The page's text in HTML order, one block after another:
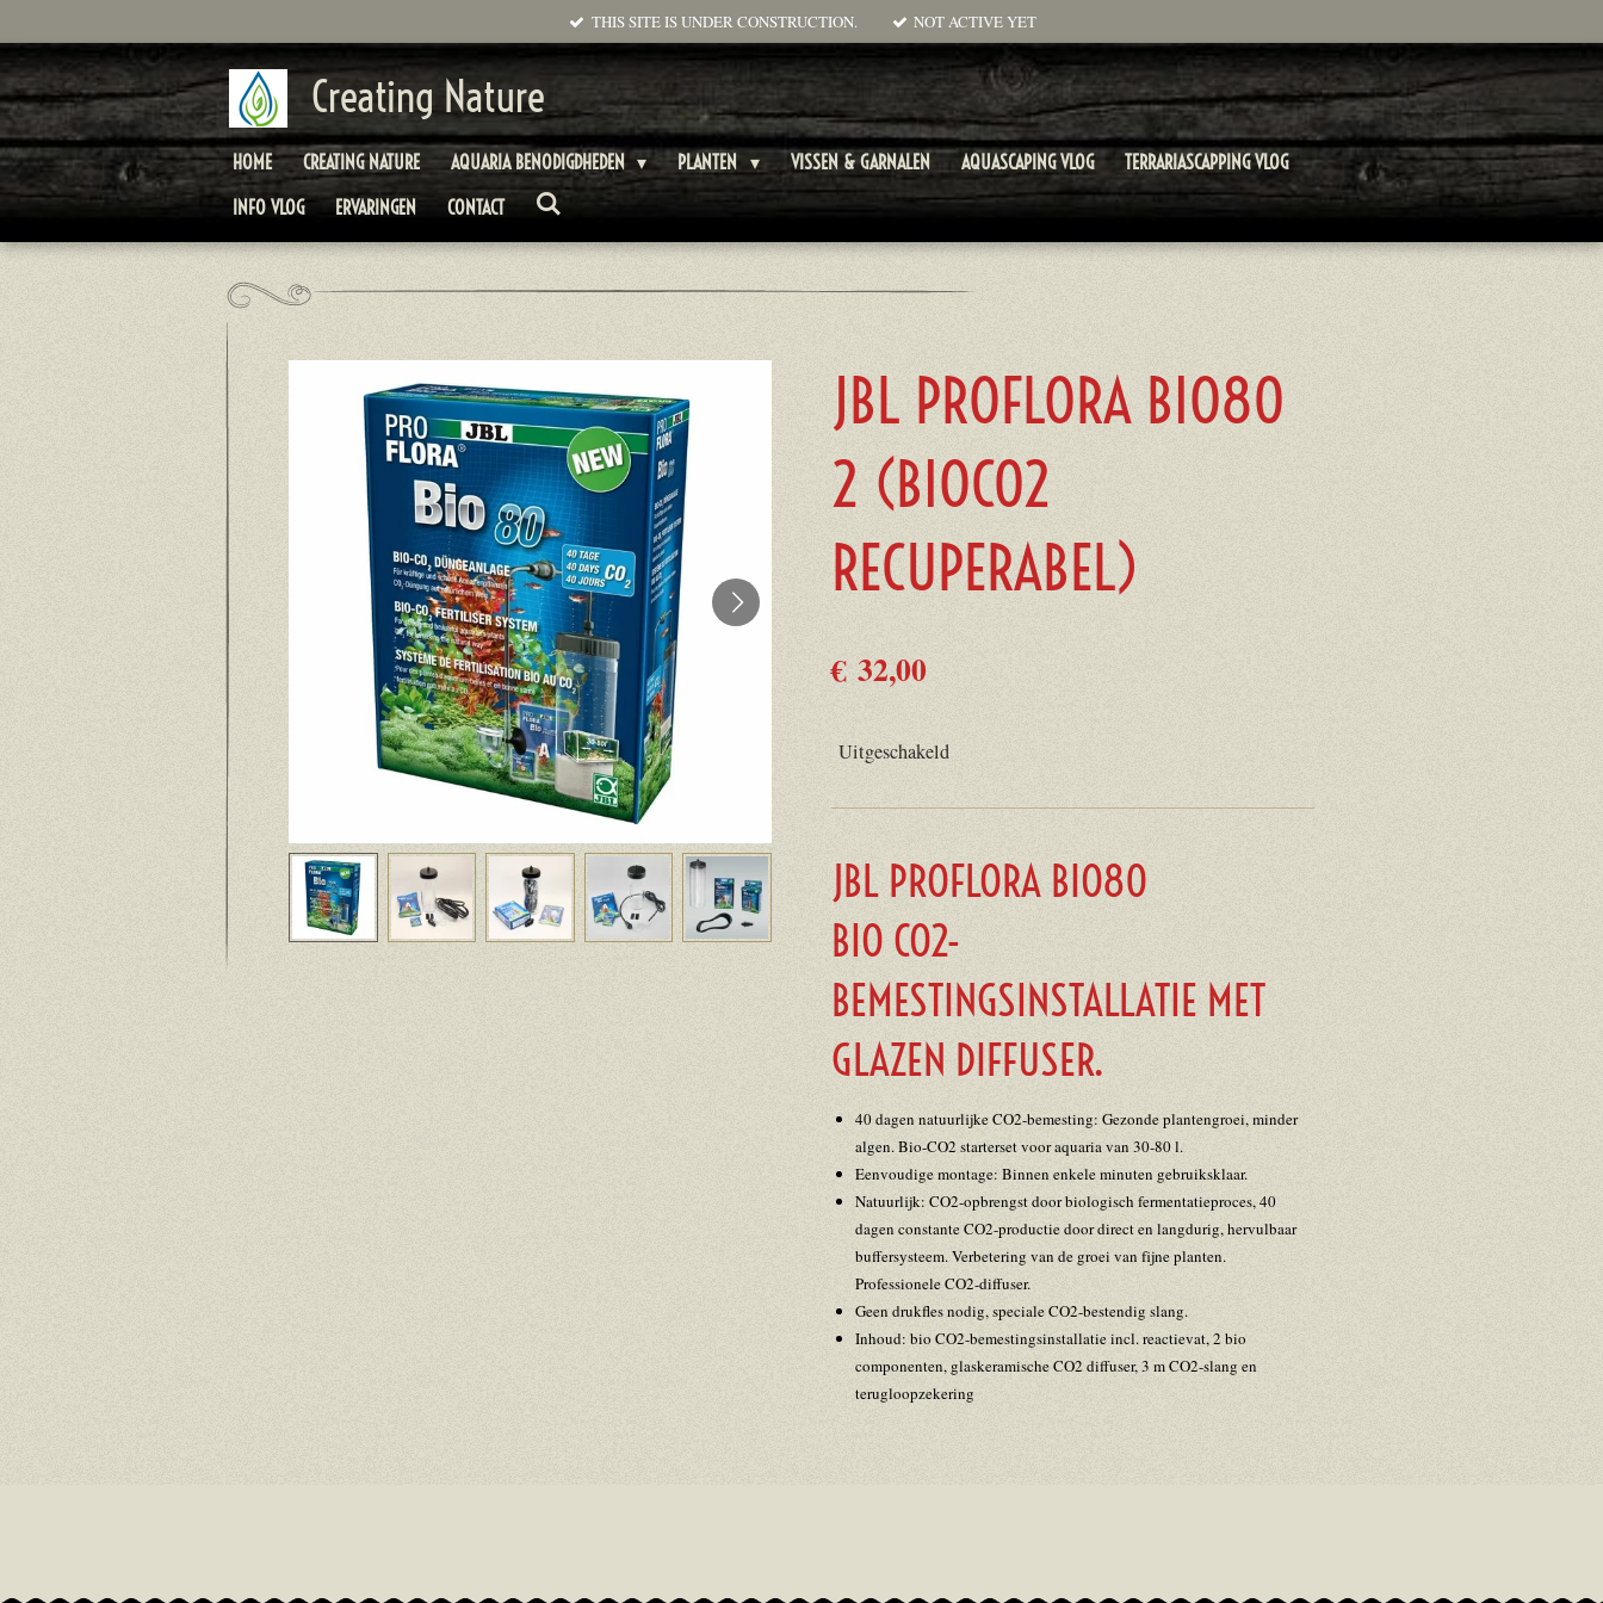
naar
de
hoofdinhoud
THIS SITE IS UNDER CONSTRUCTION. NOT ACTIVE YET
Creating Nature
HOME CREATING NATURE AQUARIA BENODIGDHEDEN PLANTEN VISSEN & GARNALEN AQUASCAPING VLOG
TERRARIASCAPPING VLOG
INFO VLOG
ERVARINGEN CONTACT
JBL PROFLORA BIO80
2 (BIOC02
RECUPERABEL)
€ 32,00
Uitgeschakeld
JBL PROFLORA BIO80
BIO CO2-
BEMESTINGSINSTALLATIE MET
GLAZEN DIFFUSER.
40 dagen natuurlijke CO2-bemesting: Gezonde plantengroei, minder
algen. Bio-CO2 starterset voor aquaria van 30-80 l.
Eenvoudige montage: Binnen enkele minuten gebruiksklaar.
Natuurlijk: CO2-opbrengst door biologisch fermentatieproces, 40
dagen constante CO2-productie door direct en langdurig, hervulbaar
buffersysteem. Verbetering van de groei van fijne planten.
Professionele CO2-diffuser.
Geen drukfles nodig, speciale CO2-bestendig slang.
Inhoud: bio CO2-bemestingsinstallatie incl. reactievat, 2 bio
componenten, glaskeramische CO2 diffuser, 3 m CO2-slang en
terugloopzekering